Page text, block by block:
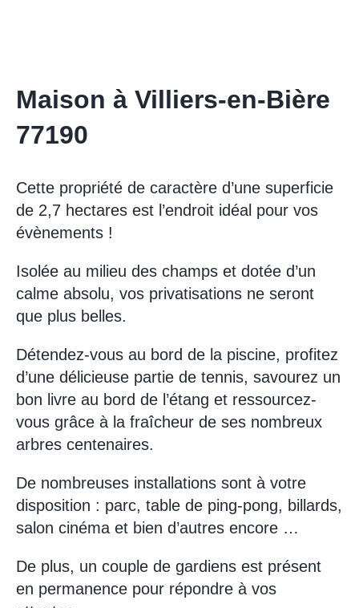
Maison à Villiers-en-Bière
77190
Cette propriété de caractère d’une superficie
de 2,7 hectares est l’endroit idéal pour vos
évènements !
Isolée au milieu des champs et dotée d’un
calme absolu, vos privatisations ne seront
que plus belles.
Détendez-vous au bord de la piscine, profitez
d’une délicieuse partie de tennis, savourez un
bon livre au bord de l’étang et ressourcez-
vous grâce à la fraîcheur de ses nombreux
arbres centenaires.
De nombreuses installations sont à votre
disposition : parc, table de ping-pong, billards,
salon cinéma et bien d’autres encore …
De plus, un couple de gardiens est présent
en permanence pour répondre à vos